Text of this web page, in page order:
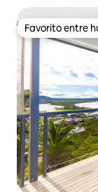
Favorito entre
Favorito entre